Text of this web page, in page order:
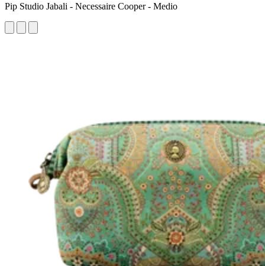
Pip Studio Jabali - Necessaire Cooper - Medio